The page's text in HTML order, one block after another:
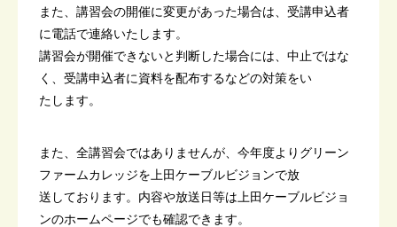
また、講習会の開催に変更があった場合は、受講申込者
に電話で連絡いたします。
講習会が開催できないと判断した場合には、中止ではな
く、受講申込者に資料を配布するなどの対策をい
たします。
また、全講習会ではありませんが、今年度よりグリーン
ファームカレッジを上田ケーブルビジョンで放
送しております。内容や放送日等は上田ケーブルビジョ
ンのホームページでも確認できます。